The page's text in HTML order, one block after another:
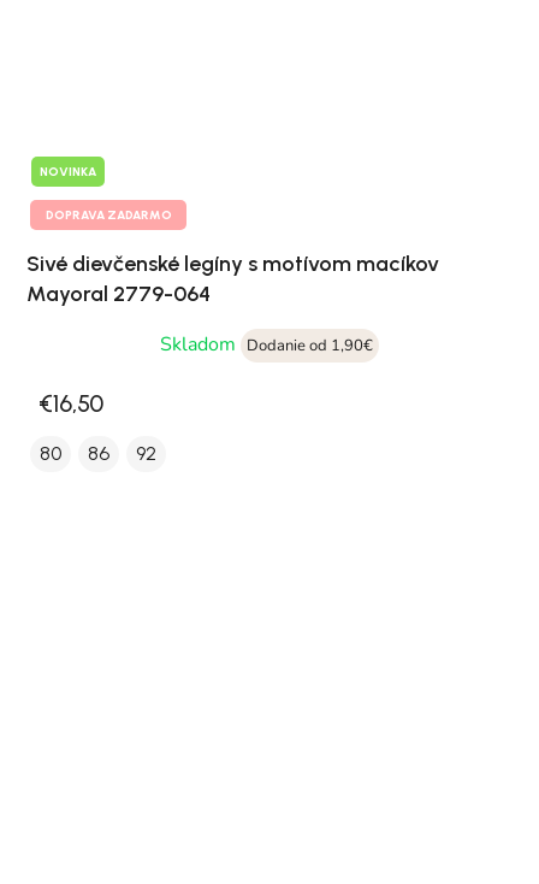
NOVINKA
DOPRAVA ZADARMO
Sivé dievčenské legíny s motívom macíkov
Mayoral 2779-064
Skladom
Dodanie od 1,90€
€16,50
80 86 92